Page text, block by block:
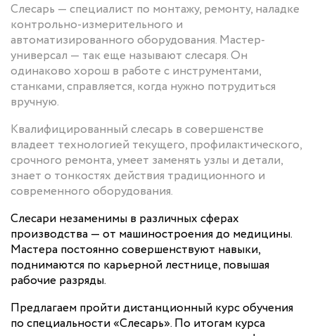
Слесарь — специалист по монтажу, ремонту, наладке
контрольно-измерительного и
автоматизированного оборудования. Мастер-
универсал — так еще называют слесаря. Он
одинаково хорош в работе с инструментами,
станками, справляется, когда нужно потрудиться
вручную.
Квалифицированный слесарь в совершенстве
владеет технологией текущего, профилактического,
срочного ремонта, умеет заменять узлы и детали,
знает о тонкостях действия традиционного и
современного оборудования.
Слесари незаменимы в различных сферах
производства — от машиностроения до медицины.
Мастера постоянно совершенствуют навыки,
поднимаются по карьерной лестнице, повышая
рабочие разряды.
Предлагаем пройти дистанционный курс обучения
по специальности «Слесарь». По итогам курса